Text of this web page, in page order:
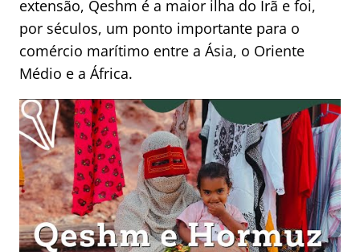
extensão, Qeshm é a maior ilha do Irã e foi,
por séculos, um ponto importante para o
comércio marítimo entre a Ásia, o Oriente
Médio e a África.